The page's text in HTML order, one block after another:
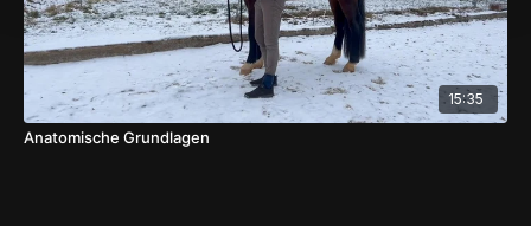
15:35
Anatomische Grundlagen